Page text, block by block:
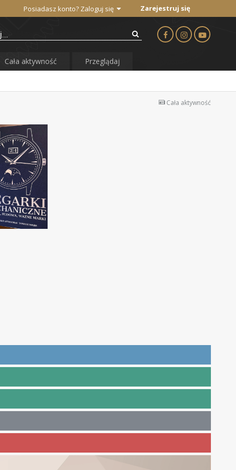
Posiadasz konto? Zaloguj się Zarejestruj się
Cała aktywność Przeglądaj
Cała aktywność